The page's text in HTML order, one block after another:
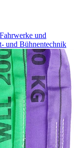
Fahrwerke und
und Bühnentechnik